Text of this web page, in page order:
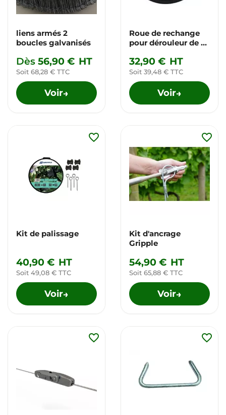
liens armés 2
boucles galvanisés
Dès 56,90 € HT
Soit 68,28 € TTC
Voir→
Roue de rechange
pour dérouleur de fil
32,90 € HT
Soit 39,48 € TTC
Voir→
Kit de palissage
40,90 € HT
Soit 49,08 € TTC
Voir→
favorite_border
Kit d'ancrage
Gripple
54,90 € HT
Soit 65,88 € TTC
Voir→
favorite_border
favorite_border favorite_border